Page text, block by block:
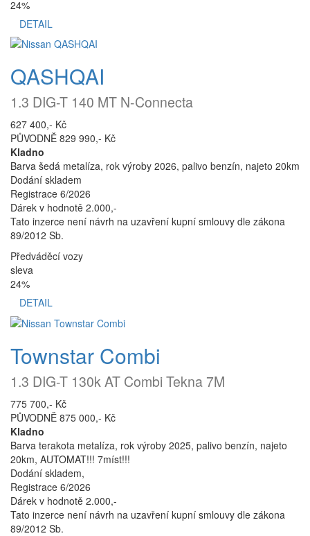
24%
DETAIL
QASHQAI
1.3 DIG-T 140 MT N-Connecta
627 400,- Kč
PŮVODNĚ 829 990,- Kč
Kladno
Barva šedá metalíza, rok výroby 2026, palivo benzín, najeto 20km
Dodání skladem
Registrace 6/2026
Dárek v hodnotě 2.000,-
Tato inzerce není návrh na uzavření kupní smlouvy dle zákona
89/2012 Sb.
Předváděcí vozy
sleva
24%
DETAIL
Townstar Combi
1.3 DIG-T 130k AT Combi Tekna 7M
775 700,- Kč
PŮVODNĚ 875 000,- Kč
Kladno
Barva terakota metalíza, rok výroby 2025, palivo benzín, najeto
20km, AUTOMAT!!! 7míst!!!
Dodání skladem,
Registrace 6/2026
Dárek v hodnotě 2.000,-
Tato inzerce není návrh na uzavření kupní smlouvy dle zákona
89/2012 Sb.